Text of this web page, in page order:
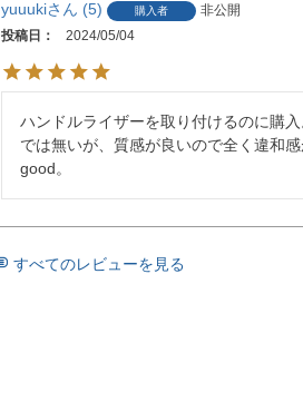
yuuuki 5 購入者
非公開
投稿日
2024/05/04
ハンドルライザーを取り付けるのに購
では無いが、質感が良いので全く違和
good。
すべてのレビューを見る